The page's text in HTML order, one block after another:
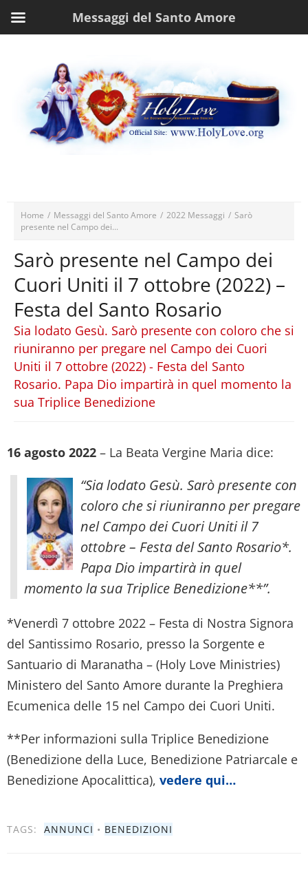
Home / Messaggi del Santo Amore / 2022 Messaggi / Sarò
presente nel Campo dei...
Sarò presente nel Campo dei
Cuori Uniti il 7 ottobre (2022) –
Festa del Santo Rosario
Sia lodato Gesù. Sarò presente con coloro che si
riuniranno per pregare nel Campo dei Cuori
Uniti il 7 ottobre (2022) - Festa del Santo
Rosario. Papa Dio impartirà in quel momento la
sua Triplice Benedizione
16 agosto 2022 – La Beata Vergine Maria dice:
“Sia lodato Gesù. Sarò presente con
coloro che si riuniranno per pregare
nel Campo dei Cuori Uniti il 7
ottobre – Festa del Santo Rosario*.
Papa Dio impartirà in quel
momento la sua Triplice Benedizione**”.
*Venerdì 7 ottobre 2022 – Festa di Nostra Signora
del Santissimo Rosario, presso la Sorgente e
Santuario di Maranatha – (Holy Love Ministries)
Ministero del Santo Amore durante la Preghiera
Ecumenica delle 15 nel Campo dei Cuori Uniti.
**Per informazioni sulla Triplice Benedizione
(Benedizione della Luce, Benedizione Patriarcale e
Benedizione Apocalittica), vedere qui…
TAGS: ANNUNCI • BENEDIZIONI
Messaggi del Santo Amore